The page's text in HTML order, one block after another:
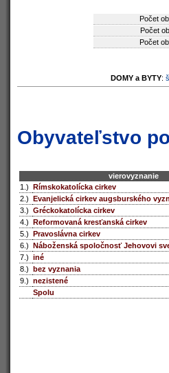
Počet
Počet
Počet
DOMY a BYTY:
Obyvateľstvo
vierovyznanie
1.) Rímskokatolícka cirkev
2.) Evanjelická cirkev augsburského
3.) Gréckokatolícka cirkev
4.) Reformovaná kresťanská cirkev
5.) Pravoslávna cirkev
6.) Náboženská spoločnosť Jehovovi
7.) iné
8.) bez vyznania
9.) nezistené
Spolu